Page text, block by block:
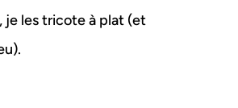
je les tricote à plat (et